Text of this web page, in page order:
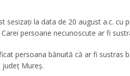
sesizați la data de 20 august a.c. cu
persoane necunoscute ar fi
persoana bănuită că ar fi sustras
județ Mureș.